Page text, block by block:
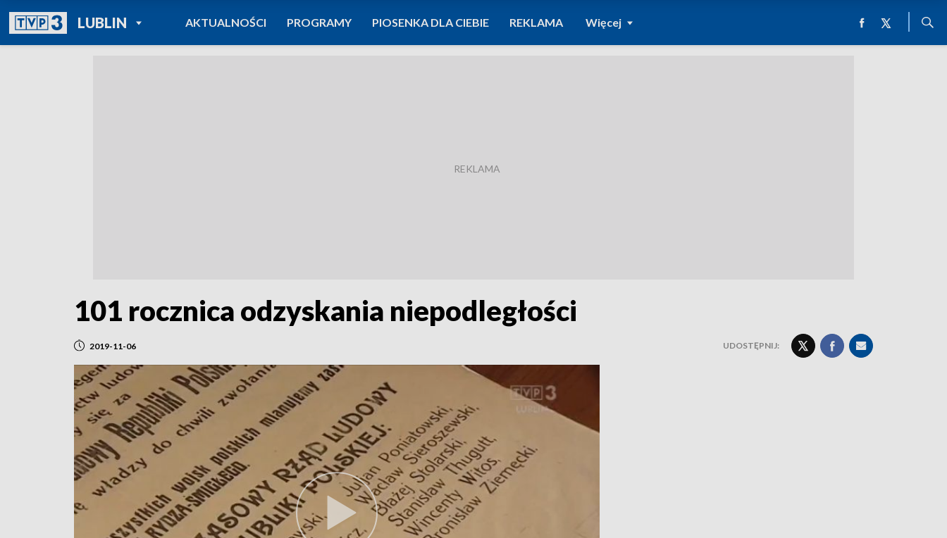
LUBLINPOWRÓT DO
TVP REGIONY
AKTUALNOŚCI PROGRAMY PIOSENKA DLA CIEBIE REKLAMA Więcej
101 rocznica odzyskania niepodległości
2019-11-06 UDOSTĘPNIJ: